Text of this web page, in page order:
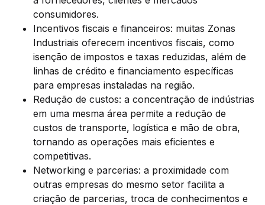
consumidores.
Incentivos fiscais e financeiros: muitas Zonas
Industriais oferecem incentivos fiscais, como
isenção de impostos e taxas reduzidas, além de
linhas de crédito e financiamento específicas
para empresas instaladas na região.
Redução de custos: a concentração de indústrias
em uma mesma área permite a redução de
custos de transporte, logística e mão de obra,
tornando as operações mais eficientes e
competitivas.
Networking e parcerias: a proximidade com
outras empresas do mesmo setor facilita a
criação de parcerias, troca de conhecimentos e